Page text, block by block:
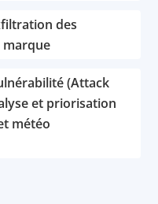
des
marque
(Attack
et priorisation
météo